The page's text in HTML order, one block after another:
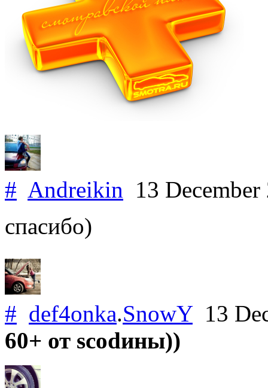
# Andreikin 13
спасибо)
# def4onka.SnowY13
60+ от scodины))